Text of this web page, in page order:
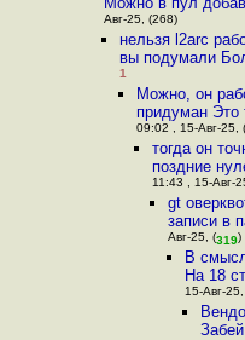
Авг-25, (268)
нельзя l2arc
вы подумали
1
Можно, он
придуман Это
09:02 , 15-Авг-25,
тогда он
поздние
11:43 , 15-Авг-
gt
записи в
Авг-25, (319)
В
На 18
15-Авг-